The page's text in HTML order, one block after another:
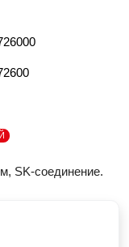
SK-соединение.